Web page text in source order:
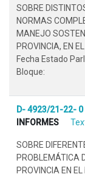
SOBRE
NORMAS
MANEJO
PROVINCIA, EN
Fecha Estado
Bloque:
D- 4923/21-22- 0
INFORMES
SOBRE
PROBLEMÁTICA
PROVINCIA EN EL